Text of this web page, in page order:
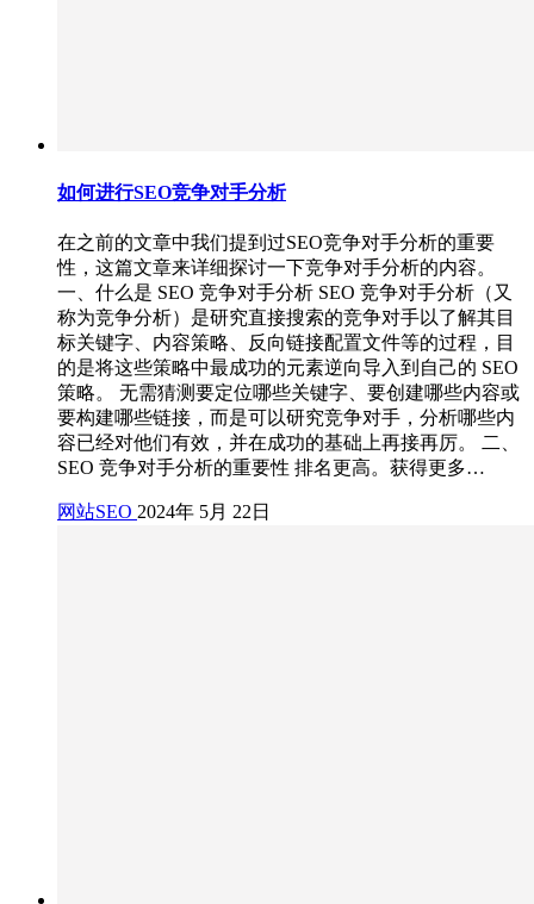
如何进行SEO竞争对手分析
在之前的文章中我们提到过SEO竞争对手分析的重要
性，这篇文章来详细探讨一下竞争对手分析的内容。
一、什么是 SEO 竞争对手分析 SEO 竞争对手分析（又
称为竞争分析）是研究直接搜索的竞争对手以了解其目
标关键字、内容策略、反向链接配置文件等的过程，目
的是将这些策略中最成功的元素逆向导入到自己的 SEO
策略。 无需猜测要定位哪些关键字、要创建哪些内容或
要构建哪些链接，而是可以研究竞争对手，分析哪些内
容已经对他们有效，并在成功的基础上再接再厉。 二、
SEO 竞争对手分析的重要性 排名更高。获得更多…
网站SEO 2024年 5月 22日